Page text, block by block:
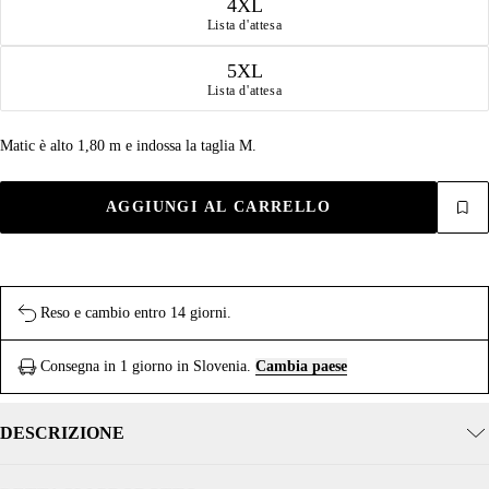
4XL
Lista d'attesa
5XL
Lista d'attesa
Matic è alto 1,80 m e indossa la taglia M.
AGGIUNGI AL CARRELLO
Reso e cambio entro 14 giorni.
Consegna in 1 giorno in Slovenia. Cambia paese
DESCRIZIONE